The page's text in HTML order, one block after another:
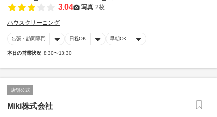
3.04 写真 2枚
ハウスクリーニング
出張・訪問専門 日祝OK 早朝OK
本日の営業状況 8:30〜18:30
店舗公式
Miki株式会社